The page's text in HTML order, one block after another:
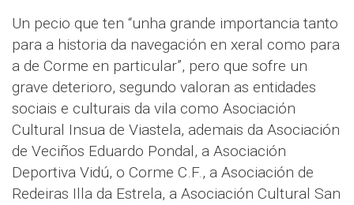
Un pecio que ten “unha grande importancia tanto
para a historia da navegación en xeral como para
a de Corme en particular”, pero que sofre un
grave deterioro, segundo valoran as entidades
sociais e culturais da vila como Asociación
Cultural Insua de Viastela, ademais da Asociación
de Veciños Eduardo Pondal, a Asociación
Deportiva Vidú, o Corme C.F., a Asociación de
Redeiras Illa da Estrela, a Asociación Cultural San